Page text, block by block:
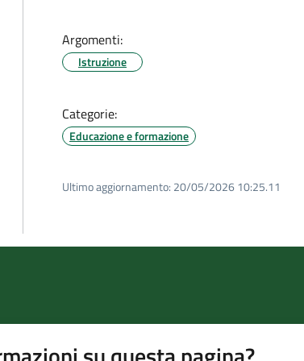
Argomenti:
Istruzione
Categorie:
Educazione e formazione
Ultimo aggiornamento: 20/05/2026 10:25.11